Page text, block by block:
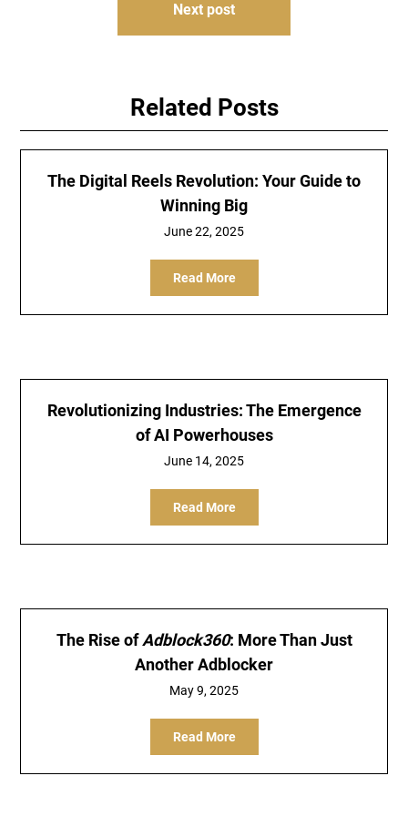
Next post
Related Posts
The Digital Reels Revolution: Your Guide to
Winning Big
June 22, 2025
Read More
Revolutionizing Industries: The Emergence
of AI Powerhouses
June 14, 2025
Read More
The Rise ofAdblock360: More Than Just
AnotherAdblocker
May 9, 2025
Read More